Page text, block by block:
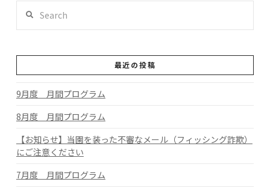
最近の投稿
9月度 月間プログラム
8月度 月間プログラム
【お知らせ】当園を装った不審なメール（フィッシング詐欺）
にご注意ください
7月度 月間プログラム